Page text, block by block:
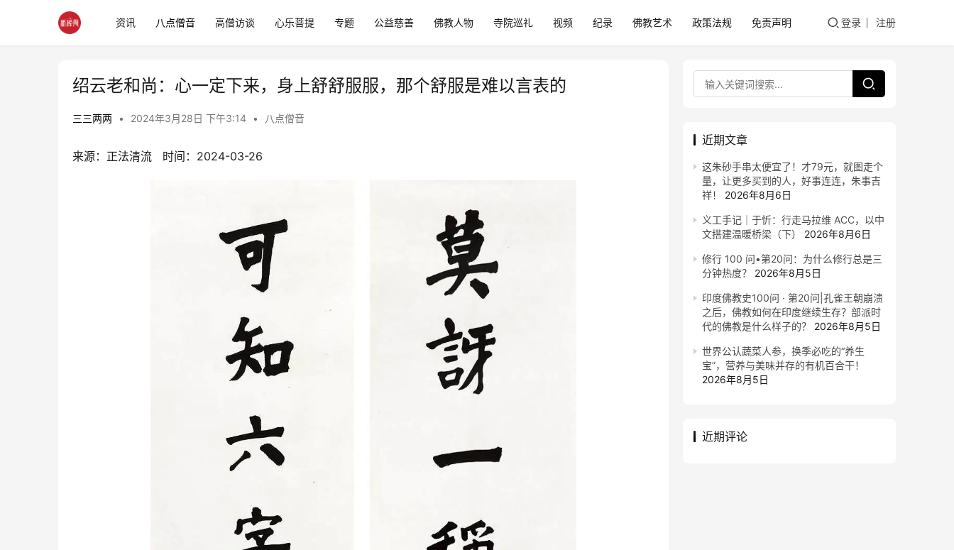
资讯 八点僧音 高僧访谈 心乐菩提 专题 公益慈善 佛教人物 寺院巡礼 视频 纪录 佛教艺术 政策法规 免责声明 登录 注册
绍云老和尚：心一定下来，身上舒舒服服，那个舒服是难以言表的
三三两两 • 2024年3月28日 下午3:14 • 八点僧音
来源：正法清流   时间：2024-03-26
近期文章
这朱砂手串太便宜了！才79元，就图走个
量，让更多买到的人，好事连连，朱事吉
祥！
2026年8月6日
义工手记｜于忻：行走马拉维 ACC，以中
文搭建温暖桥梁（下）
2026年8月6日
修行 100 问•第20问：为什么修行总是三
分钟热度？
2026年8月5日
印度佛教史100问 · 第20问|孔雀王朝崩溃
之后，佛教如何在印度继续生存？部派时
代的佛教是什么样子的？
2026年8月5日
世界公认蔬菜人参，换季必吃的“养生
宝”，营养与美味并存的有机百合干！
2026年8月5日
近期评论